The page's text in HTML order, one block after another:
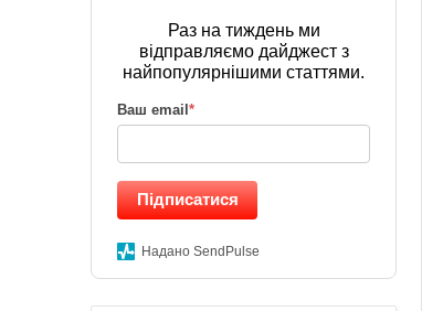
Раз на тиждень ми
відправляємо дайджест з
найпопулярнішими статтями.
Ваш email *
Підписатися
Надано SendPulse